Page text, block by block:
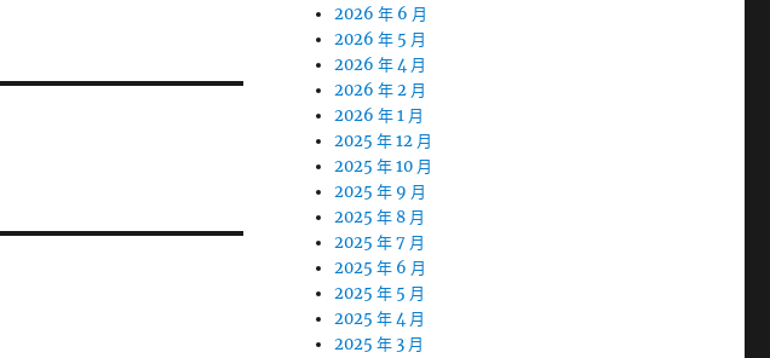
2026 年 6 月
2026 年 5 月
2026 年 4 月
2026 年 2 月
2026 年 1 月
2025 年 12 月
2025 年 10 月
2025 年 9 月
2025 年 8 月
2025 年 7 月
2025 年 6 月
2025 年 5 月
2025 年 4 月
2025 年 3 月